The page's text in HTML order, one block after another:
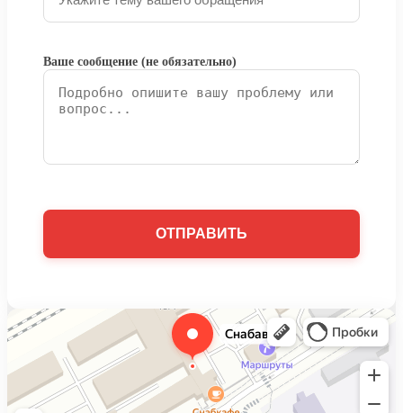
Ваше сообщение (не обязательно)